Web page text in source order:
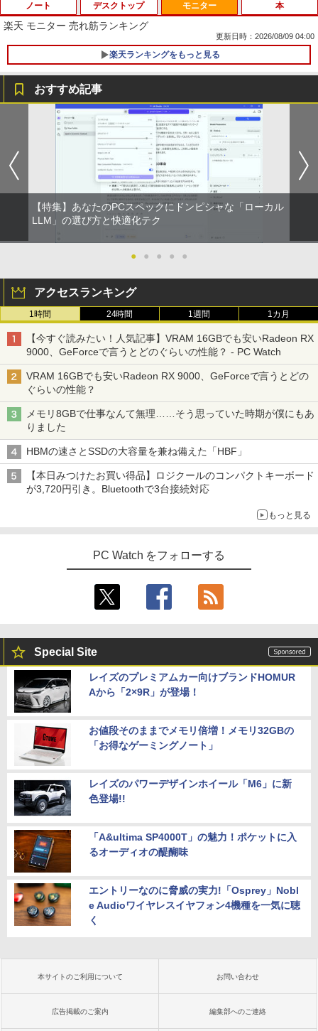
Anker Soundcore P42i (Bluetooth 6.1)【完
全ワイヤレスイヤホン/ウルトラノイズキャン
セリング 3.5 / マルチポイント接続 / 最大40時
間再生 / コンパクト形状/持ち運びに便利 / IP5
5 防塵防水位規格/PSE技術基準適合】パープ
ル
Anker Soundcore P31i ピンク
￥5,990
Anker Soundcore Liberty 5 ディープブルー
【2026年アップグレード版】AOKIMI ワイヤ
レスイヤホン bluetooth イヤホン V12 小型
軽量 ブルートゥースHi-Fi 最大36時間再生 ぶ
るーとゅーす コードレス ENCノイズキャン
セリング 自動ペアリング Type-C充電 マイク
付き 防水 タッチ式音量調整 スポーツ/通勤/通
￥1,964
Xiaomi シャオミ REDMI Buds 8 Lite ワイヤ
レスイヤホン Bluetooth 5.4 ノイズキャンセ
リング ANC 36時間再生
BRUCE WAYNE feat. Flo Milli, ATL Jacob
[Explicit]
￥250
[Explicit]
￥250
見知らぬ糸
￥250
On My Road (Stadium ver.)
On My Road (Stadium ver.)
by Amazon 天然水 ラベルレス 500ml ×24本
富士山の天然水 バナジウム含有 水 ミネラル
ウォーター ペットボトル 静岡県産 500ミリリ
ットル (Smart Basic)
【Amazon.co.jp限定】 い・ろ・は・す 2L P
ET ラベルレス ×8本
￥1,112
by Amazon 天然水ラベルレス 2L×9本
￥1,117
by Amazon 炭酸水 ラベルレス 500ml ×24本
強炭酸水 ペットボトル 500ミリリットル (Sm
art Basic)
￥1,625
【Amazon.co.jp限定】 伊藤園 磨かれて、澄
] [ 水 ] [ ペットボトル ] [ 箱買い ] [ ストック
] [ 水分補給 ]
￥998
薬屋のひとりごと 17巻 (デジタル版ビッグガ
ンガンコミックス)
￥770
エース)
￥832
ONE PIECE モノクロ版 115 (ジャンプコミッ
クスDIGITAL)
￥594
HUNTER×HUNTER モノクロ版 39 (ジャンプ
コミックスDIGITAL)
￥572
スーパーの裏でヤニ吸うふたり 9巻 (デジタル
版ビッグガンガンコミックス)
￥810
ノート デスクトップ モニター
楽天 モニター 売れ筋ランキング
更新日時：2026/08/09 04:00
楽天ランキングをもっと見る
本
薬局ですぐに役立つ薬の比較と使い分け1
00 改訂版 [ 児島 悠史 ]
￥4,400
完全講義 民事裁判実務〔基礎編〕 ※
門編］〔第2 [ 大島眞一 ]
3
来世ではちゃんとします 16 【電子書
籍】[ いつまちゃん ]
￥1,045
4
ちいかわ なんか小さくてかわいいやつ
￥1,100
【中古】青のオーケストラ コミック 1-1
￥4,648
おすすめ記事
【特集】あなたのPCスペックにドンピシャな「ローカル
LLM」の選び方と快適化テク
● ● ● ● ●
アクセスランキング
1時間 24時間 1週間 1カ月
【今すぐ読みたい！人気記事】VRAM 16GBでも安いRadeon RX
9000、GeForceで言うとどのぐらいの性能？ - PC Watch
VRAM 16GBでも安いRadeon RX 9000、GeForceで言うとどの
ぐらいの性能？
メモリ8GBで仕事なんて無理……そう思っていた時期が僕にもあ
りました
HBMの速さとSSDの大容量を兼ね備えた「HBF」
【本日みつけたお買い得品】ロジクールのコンパクトキーボード
が3,720円引き。Bluetoothで3台接続対応
もっと見る
PC Watch をフォローする
Special Site
レイズのプレミアムカー向けブランドHOMUR
Aから「2×9R」が登場！
お値段そのままでメモリ倍増！メモリ32GBの
「お得なゲーミングノート」
レイズのパワーデザインホイール「M6」に新
色登場!!
「A&ultima SP4000T」の魅力！ポケットに入
るオーディオの醍醐味
エントリーなのに脅威の実力!「Osprey」Nobl
e Audioワイヤレスイヤフォン4機種を一気に聴
く
本サイトのご利用について お問い合わせ
広告掲載のご案内 編集部へのご連絡